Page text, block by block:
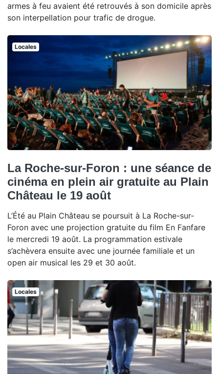
armes à feu avaient été retrouvés à son domicile après
son interpellation pour trafic de drogue.
Locales
La Roche-sur-Foron : une séance de
cinéma en plein air gratuite au Plain
Château le 19 août
L’Été au Plain Château se poursuit à La Roche-sur-
Foron avec une projection gratuite du film En Fanfare
le mercredi 19 août. La programmation estivale
s’achèvera ensuite avec une journée familiale et un
open air musical les 29 et 30 août.
Locales